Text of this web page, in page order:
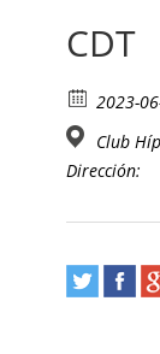
CDT
2023-
Club
Dirección: